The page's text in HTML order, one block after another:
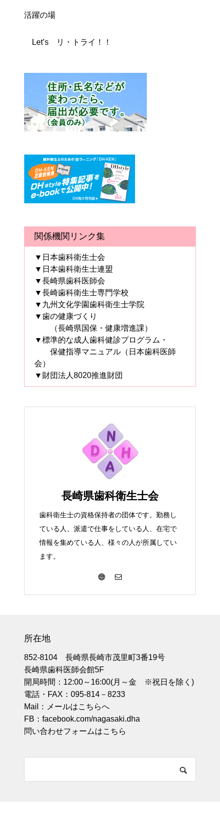
活躍の場
Let’s リ・トライ！！
関係機関リンク集
▼日本歯科衛生士会
▼日本歯科衛生士連盟
▼長崎県歯科医師会
▼長崎歯科衛生士専門学校
▼九州文化学園歯科衛生士学院
▼歯の健康づくり
（長崎県国保・健康増進課）
▼標準的な成人歯科健診プログラム・
保健指導マニュアル（日本歯科医師
会）
▼財団法人8020推進財団
長崎県歯科衛生士会
歯科衛生士の資格保持者の団体です。勤務し
ている人、派遣で仕事をしている人、在宅で
情報を集めている人、様々の人が所属してい
ます。
所在地
852-8104 長崎県長崎市茂里町3番19号
長崎県歯科医師会館5F
開局時間：12:00～16:00(月～金 ※祝日を除く)
電話・FAX：095-814－8233
Mail：
メールはこちらへ
FB： facebook.com/nagasaki.dha
問い合わせフォームはこちら